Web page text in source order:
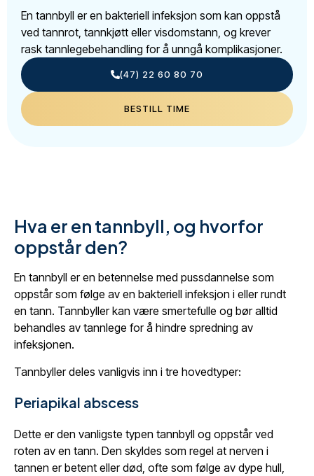
En tannbyll er en bakteriell infeksjon som kan oppstå
ved tannrot, tannkjøtt eller visdomstann, og krever
rask tannlegebehandling for å unngå komplikasjoner.
(47) 22 60 80 70
BESTILL TIME
Hva er en tannbyll, og hvorfor
oppstår den?
En tannbyll er en betennelse med pussdannelse som
oppstår som følge av en bakteriell infeksjon i eller rundt
en tann. Tannbyller kan være smertefulle og bør alltid
behandles av tannlege for å hindre spredning av
infeksjonen.
Tannbyller deles vanligvis inn i tre hovedtyper:
Periapikal abscess
Dette er den vanligste typen tannbyll og oppstår ved
roten av en tann. Den skyldes som regel at nerven i
tannen er betent eller død, ofte som følge av dype hull,